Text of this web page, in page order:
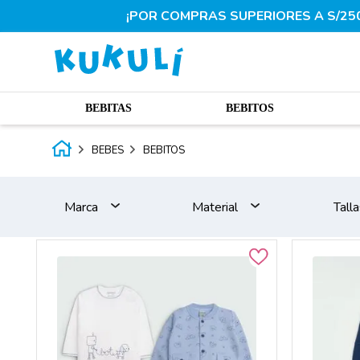
¡POR COMPRAS SUPERIORES A S/
BEBITAS BEBITOS
BEBES BEBITOS
Marca
Kukuli
Material
ACOLCHADO
Algodon pima
franela
Algodon pima
french terry
STD
0BB
4BB
5BB